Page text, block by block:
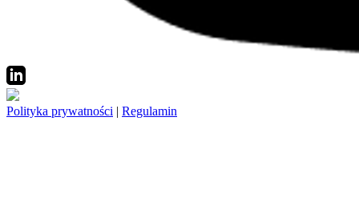
Polityka prywatności | Regulamin